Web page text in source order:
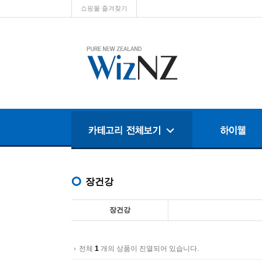
쇼핑몰 즐겨찾기
장건강
장건강
전체 1 개의 상품이 진열되어 있습니다.